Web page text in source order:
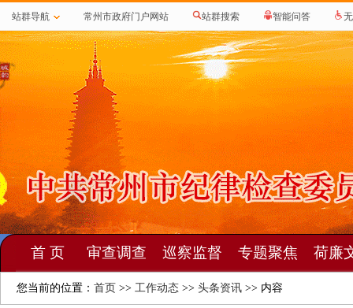
站群导航 常州市政府门户网站 站群搜索 智能问答
首 页 审查调查 巡察监督 专题聚焦 荷廉
您当前的位置： 首页 >> 工作动态 >> 头条资讯 >> 内容